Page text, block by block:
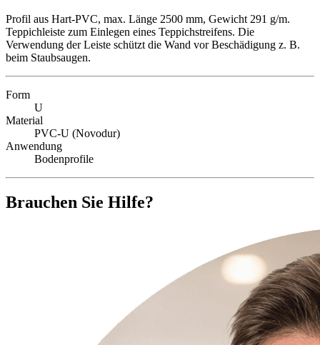
Profil aus Hart-PVC, max. Länge 2500 mm, Gewicht 291 g/m.
Teppichleiste zum Einlegen eines Teppichstreifens. Die
Verwendung der Leiste schützt die Wand vor Beschädigung z. B.
beim Staubsaugen.
Form
U
Material
PVC-U (Novodur)
Anwendung
Bodenprofile
Brauchen Sie Hilfe?